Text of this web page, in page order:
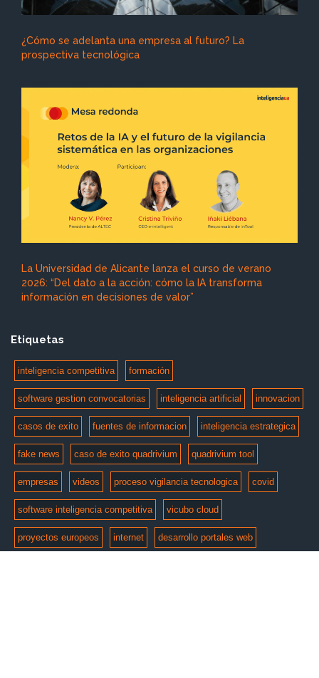
¿Cómo se adelanta una empresa al futuro? La
prospectiva tecnológica
La Universidad de Alicante lanza el curso de verano
2026: “Del dato a la acción: cómo la IA transforma
información en decisiones de valor”
Etiquetas
inteligencia competitiva formación
software gestion convocatorias inteligencia artificial innovacion
casos de exito fuentes de informacion inteligencia estrategica
fake news caso de exito quadrivium quadrivium tool
empresas videos proceso vigilancia tecnologica covid
software inteligencia competitiva vicubo cloud
proyectos europeos internet desarrollo portales web